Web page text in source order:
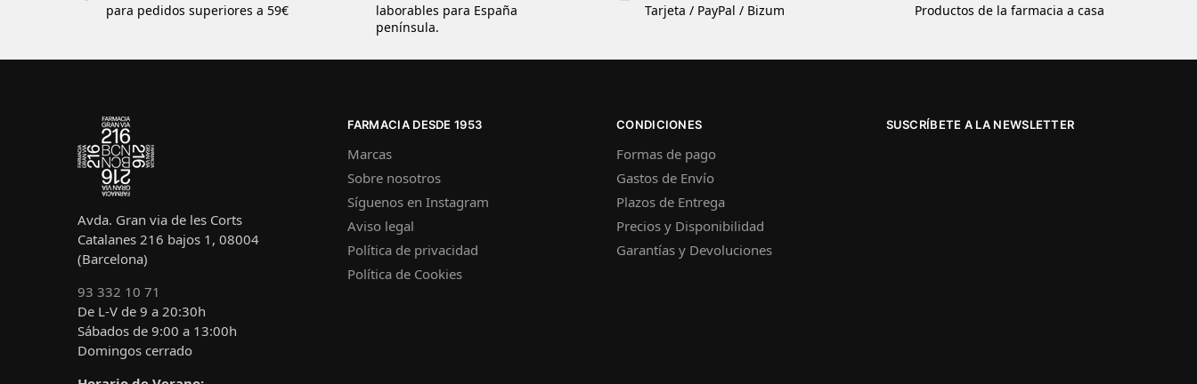
para pedidos superiores a 59€
laborables para España
península.
Tarjeta / PayPal / Bizum
Productos de la farmacia a casa
Avda. Gran via de les Corts
Catalanes 216 bajos 1, 08004
(Barcelona)
93 332 10 71
De L-V de 9 a 20:30h
Sábados de 9:00 a 13:00h
Domingos cerrado
FARMACIA DESDE 1953
Marcas
Sobre nosotros
Síguenos en Instagram
Aviso legal
Política de privacidad
Política de Cookies
CONDICIONES
Formas de pago
Gastos de Envío
Plazos de Entrega
Precios y Disponibilidad
Garantías y Devoluciones
SUSCRÍBETE A LA NEWSLETTER